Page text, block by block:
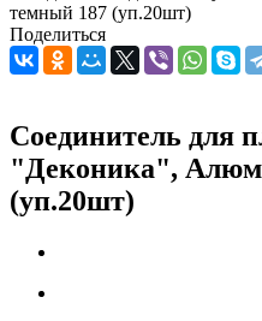
темный 187 (уп.20шт)
Поделиться
Соединитель для
"Деконика",
(уп.20шт)